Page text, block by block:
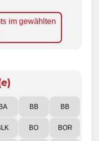
im gewählten
BA BB BB
BO BOR